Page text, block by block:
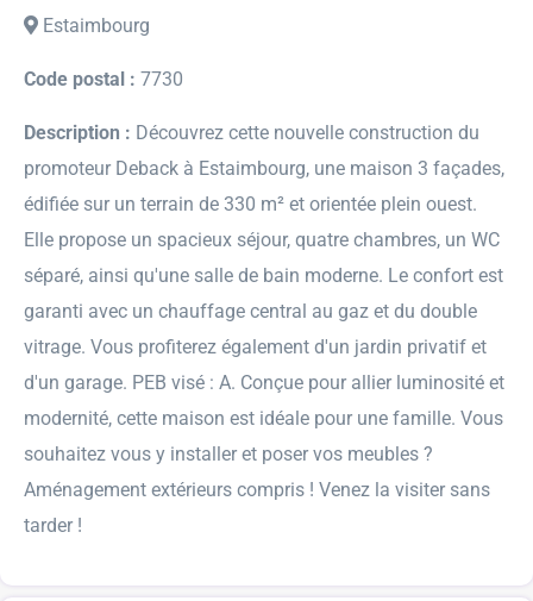
Estaimbourg
Code postal : 7730
Description : Découvrez cette nouvelle construction du
promoteur Deback à Estaimbourg, une maison 3 façades,
édifiée sur un terrain de 330 m² et orientée plein ouest.
Elle propose un spacieux séjour, quatre chambres, un WC
séparé, ainsi qu'une salle de bain moderne. Le confort est
garanti avec un chauffage central au gaz et du double
vitrage. Vous profiterez également d'un jardin privatif et
d'un garage. PEB visé : A. Conçue pour allier luminosité et
modernité, cette maison est idéale pour une famille. Vous
souhaitez vous y installer et poser vos meubles ?
Aménagement extérieurs compris ! Venez la visiter sans
tarder !